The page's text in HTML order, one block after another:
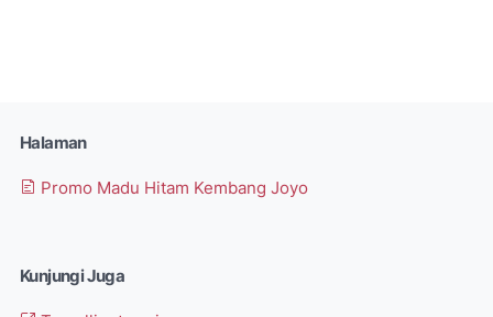
Halaman
Promo Madu Hitam Kembang Joyo
Kunjungi Juga